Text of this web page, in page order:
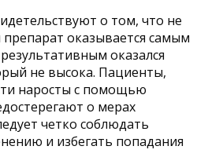
о том, что не
оказывается самым
оказался
не высока. Пациенты,
наросты с помощью
о мерах
четко соблюдать
и избегать попадания